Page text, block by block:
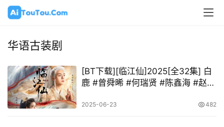
华语古装剧
[BT下载][临江仙]2025[全32集] 白
鹿 #曾舜晞 #何瑞贤 #陈鑫海 #赵弈
2025-06-23 482